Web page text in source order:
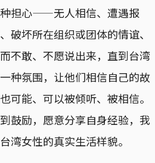
担心——无人相信、遭遇报
破坏所在组织或团体的情谊、
不敢、不愿说出来，直到台湾
种氛围，让他们相信自己的故
可能、可以被倾听、被相信。
鼓励，愿意分享自身经验，我
湾女性的真实生活样貌。